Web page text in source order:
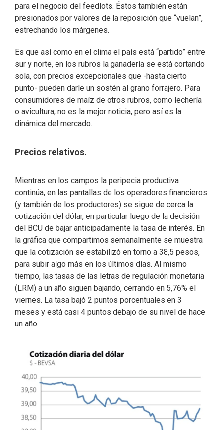
para el negocio del feedlots. Éstos también están
presionados por valores de la reposición que “vuelan”,
estrechando los márgenes.
Es que así como en el clima el país está “partido” entre
sur y norte, en los rubros la ganadería se está cortando
sola, con precios excepcionales que -hasta cierto
punto- pueden darle un sostén al grano forrajero. Para
consumidores de maíz de otros rubros, como lechería
o avicultura, no es la mejor noticia, pero así es la
dinámica del mercado.
Precios relativos.
Mientras en los campos la peripecia productiva
continúa, en las pantallas de los operadores financieros
(y también de los productores) se sigue de cerca la
cotización del dólar, en particular luego de la decisión
del BCU de bajar anticipadamente la tasa de interés. En
la gráfica que compartimos semanalmente se muestra
que la cotización se estabilizó en torno a 38,5 pesos,
para subir algo más en los últimos días. Al mismo
tiempo, las tasas de las letras de regulación monetaria
(LRM) a un año siguen bajando, cerrando en 5,76% el
viernes. La tasa bajó 2 puntos porcentuales en 3
meses y está casi 4 puntos debajo de su nivel de hace
un año.